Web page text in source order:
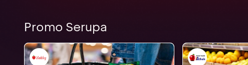
Promo Serupa